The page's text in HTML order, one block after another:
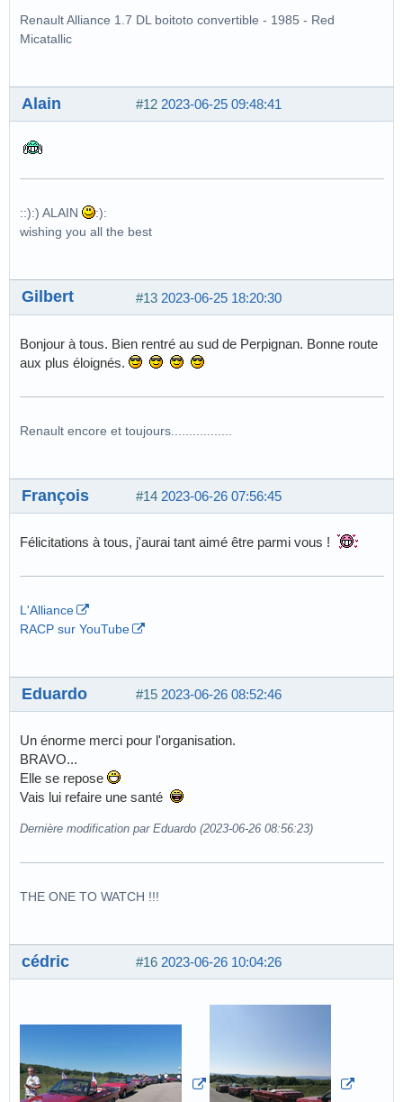
Renault Alliance 1.7 DL boitoto convertible - 1985 - Red
Micatallic
#12 2023-06-25 09:48:41
Alain
::):) ALAIN
:):
wishing you all the best
#13 2023-06-25 18:20:30
Gilbert
Bonjour à tous. Bien rentré au sud de Perpignan. Bonne route
aux plus éloignés.
Renault encore et toujours.................
#14 2023-06-26 07:56:45
François
Félicitations à tous, j'aurai tant aimé être parmi vous !
L'Alliance
RACP sur YouTube
#15 2023-06-26 08:52:46
Eduardo
Un énorme merci pour l'organisation.
BRAVO...
Elle se repose
Vais lui refaire une santé
Dernière modification par Eduardo (2023-06-26 08:56:23)
THE ONE TO WATCH !!!
#16 2023-06-26 10:04:26
cédric